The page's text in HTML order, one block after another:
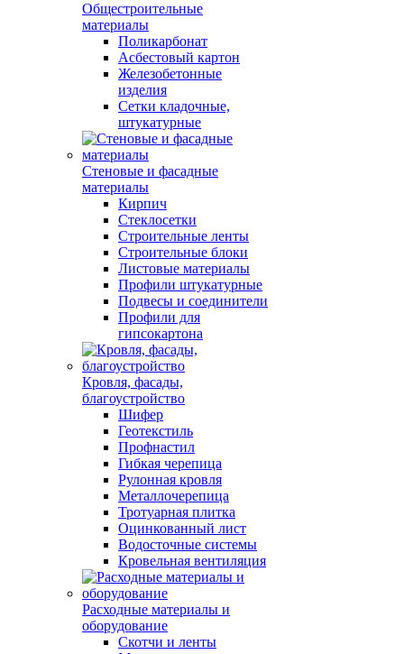
Общестроительные
материалы
Поликарбонат
Асбестовый картон
Железобетонные
изделия
Сетки кладочные,
штукатурные
Стеновые и фасадные
материалы
Кирпич
Стеклосетки
Строительные ленты
Строительные блоки
Листовые материалы
Профили штукатурные
Подвесы и соединители
Профили для
гипсокартона
Кровля, фасады,
благоустройство
Шифер
Геотекстиль
Профнастил
Гибкая черепица
Рулонная кровля
Металлочерепица
Тротуарная плитка
Оцинкованный лист
Водосточные системы
Кровельная вентиляция
Расходные материалы и
оборудование
Скотчи и ленты